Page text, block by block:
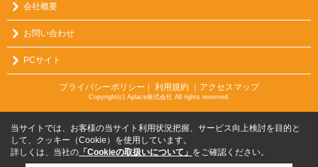
会社概要
お問い合わせ
PCサイト
プライバシーポリシー ｜ 利用規約 ｜アクセスマップ
Copyright(c) Aplace株式会社 All rights reserved.
当サイトでは、お客様の当サイト利用状況把握、サービス向上検討を目的と
して、クッキー（Cookie）を使用しています。
詳しくは、当社の 「Cookieの取扱いについて」 をご確認ください。